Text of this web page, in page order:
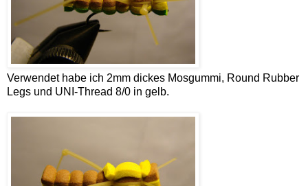
Verwendet habe ich 2mm dickes Mosgummi, Round Rubber
Legs und UNI-Thread 8/0 in gelb.